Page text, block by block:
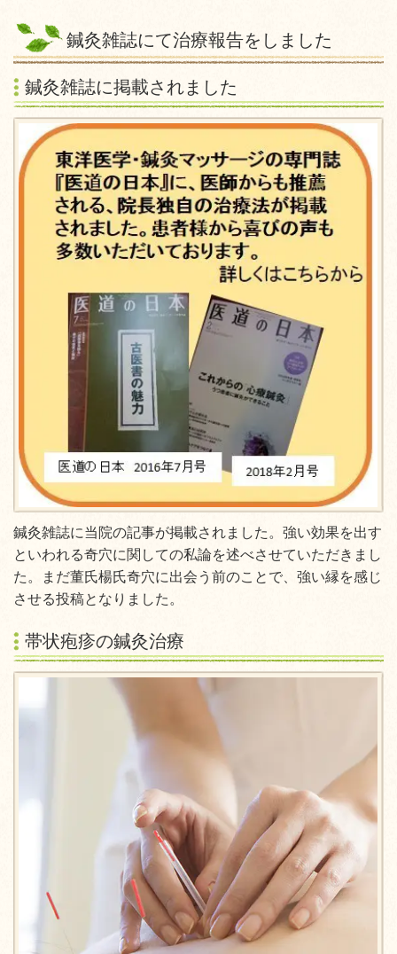
鍼灸雑誌にて治療報告をしました
鍼灸雑誌に掲載されました
鍼灸雑誌に当院の記事が掲載されました。強い効果を出す
といわれる奇穴に関しての私論を述べさせていただきまし
た。まだ董氏楊氏奇穴に出会う前のことで、強い縁を感じ
させる投稿となりました。
帯状疱疹の鍼灸治療